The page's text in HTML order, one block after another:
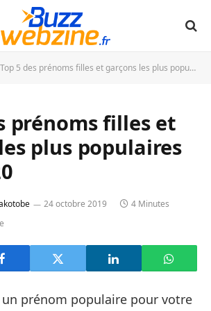
Top 5 des prénoms filles et garçons les plus populaires pour 2020
prénoms filles et
plus populaires
24 octobre 2019
4 Minutes
un prénom populaire pour votre